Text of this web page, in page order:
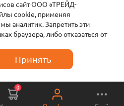
сайт ООО «ТРЕЙД-
сookie, применяя
аналитик. Запретить эти
браузера, либо отказаться от
Принять
4 платежа по
0